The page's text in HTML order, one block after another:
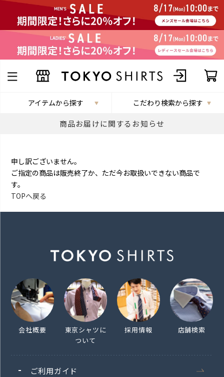
アイテムから探す こだわり検索から探す
商品お届けに関するお知らせ
申し訳ございません。
ご指定の商品は販売終了か、ただ今お取扱いできない商品で
す。
TOPへ戻る
会社概要
東京シャツに
ついて
採用情報 店舗検索
ご利用ガイド